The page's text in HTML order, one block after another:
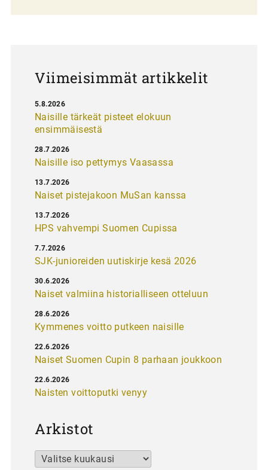
Viimeisimmät artikkelit
Naisille tärkeät pisteet elokuun
ensimmäisestä
5.8.2026
Naisille iso pettymys Vaasassa
28.7.2026
Naiset pistejakoon MuSan kanssa
13.7.2026
HPS vahvempi Suomen Cupissa
13.7.2026
SJK-junioreiden uutiskirje kesä 2026
7.7.2026
Naiset valmiina historialliseen otteluun
30.6.2026
Kymmenes voitto putkeen naisille
28.6.2026
Naiset Suomen Cupin 8 parhaan joukkoon
22.6.2026
Naisten voittoputki venyy
22.6.2026
Arkistot
Arkistot